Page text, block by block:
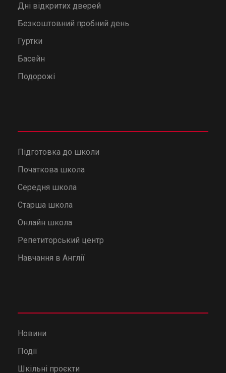
Дні відкритих дверей
Безкоштовний пробний день
Гуртки
Басейн
Подорожі
Підготовка до школи
Початкова школа
Середня школа
Старша школа
Онлайн школа
Репетиторський центр
Навчання в Англії
Новини
Події
Шкільні проєкти